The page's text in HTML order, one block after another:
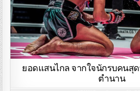
ยอดแสนไกล จากใจนักรบคนสุ
ตำนาน